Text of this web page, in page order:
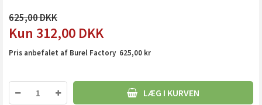
625,00
312,00 DKK
Pris anbefalet af Burel Factory 625,00 kr
LÆG I KURVEN